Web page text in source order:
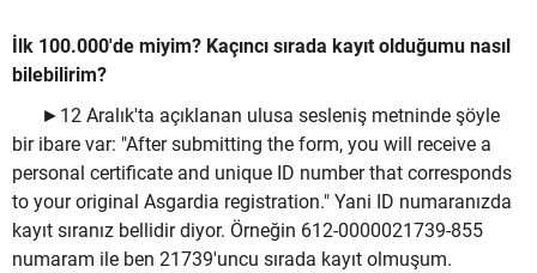
İlk 100.000'de miyim? Kaçıncı sırada kayıt olduğumu nasıl
bilebilirim?
►12 Aralık'ta açıklanan ulusa sesleniş metninde şöyle
bir ibare var: "After submitting the form, you will receive a
personal certificate and unique ID number that corresponds
to your original Asgardia registration." Yani ID numaranızda
kayıt sıranız bellidir diyor. Örneğin 612-0000021739-855
numaram ile ben 21739'uncu sırada kayıt olmuşum.